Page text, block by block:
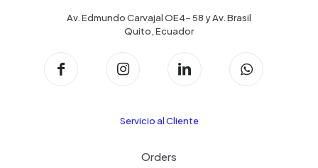
Av. Edmundo Carvajal OE4- 58 y Av. Brasil
Quito, Ecuador
Servicio al Cliente
Orders